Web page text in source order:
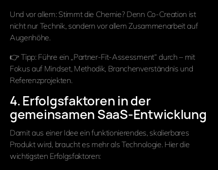
Und vor allem: Stimmt die Chemie? Denn Co-Creation ist
nicht nur Technik, sondern vor allem Zusammenarbeit auf
Augenhöhe.
👉 Tipp: Führe ein „Partner-Fit-Assessment“ durch – mit
Fokus auf Mindset, Methodik, Branchenverständnis und
Referenzprojekten.
4. Erfolgsfaktoren in der
gemeinsamen SaaS-Entwicklung
Damit aus einer Idee ein funktionierendes, skalierbares
Produkt wird, braucht es mehr als Technologie. Hier die
wichtigsten Erfolgsfaktoren: